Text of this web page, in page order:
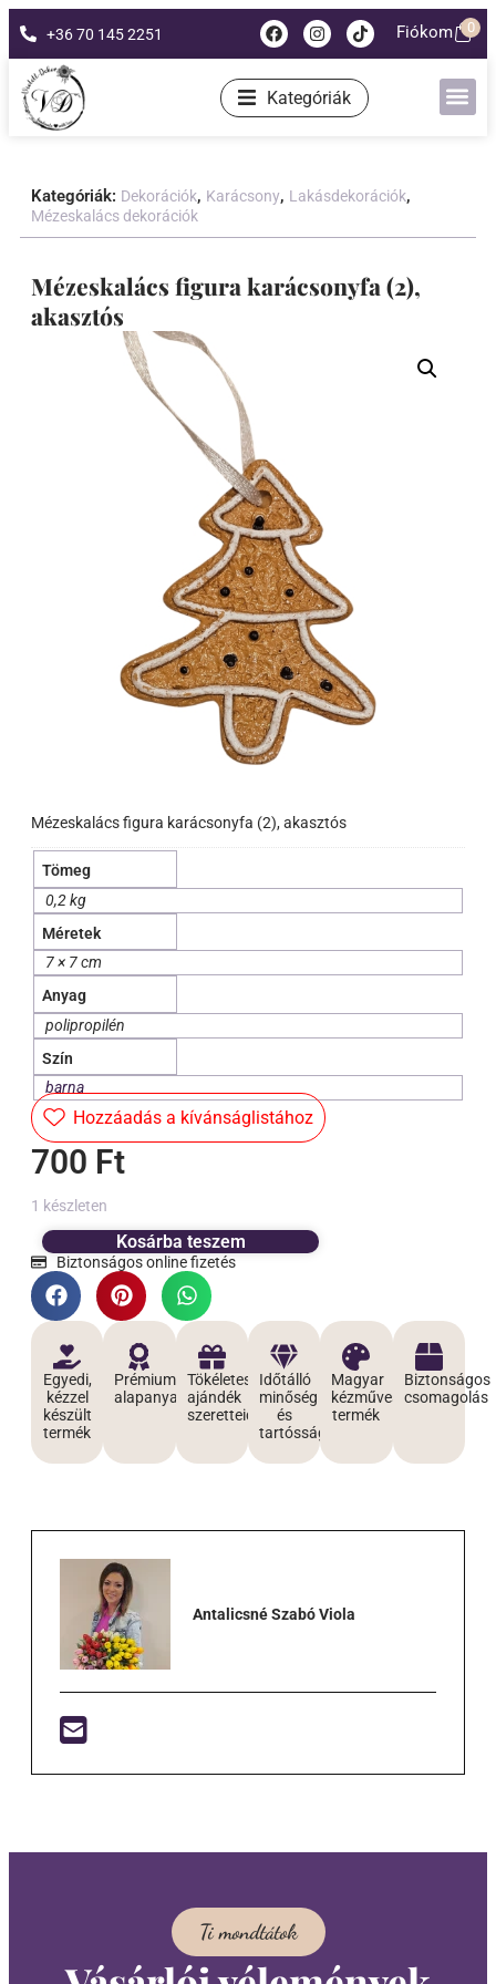
+36 70 145 2251 Fiókom 0
Kategóriák
Kategóriák: Dekorációk, Karácsony, Lakásdekorációk,
Mézeskalács dekorációk
Mézeskalács figura karácsonyfa (2),
akasztós
Mézeskalács figura karácsonyfa (2), akasztós
Tömeg
0,2 kg
Méretek
7 × 7 cm
Anyag
polipropilén
Szín
barna
Hozzáadás a kívánságlistához
700 Ft
1 készleten
Kosárba teszem
Biztonságos online fizetés
Egyedi,
kézzel
készült
termék
Prémium
alapanyagokból
Tökéletes
ajándék
szeretteidnek
Időtálló
minőség
és
tartósság
Magyar
kézműves
termék
Biztonságos
csomagolás
Antalicsné Szabó Viola
Ti mondtátok